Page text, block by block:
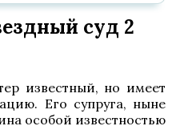
суд 2
известный, но имеет
Его супруга, ныне
особой известностью